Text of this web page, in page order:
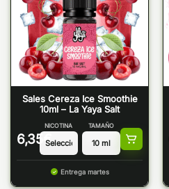
Sales Cereza Ice Smoothie
10ml – La Yaya Salt
6,35 €
NICOTINA TAMAÑO
Entrega martes